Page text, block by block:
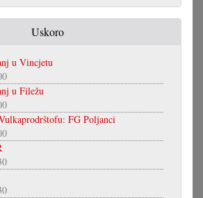
Uskoro
u Vincjetu
u Filežu
FG Poljanci